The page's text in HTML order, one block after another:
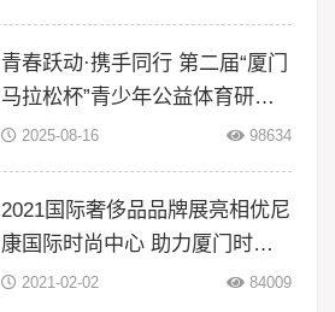
青春跃动·携手同行 第二届“厦门
马拉松杯”青少年公益体育研学
活动在翔安大嶝岛扬帆！
2025-08-16 98634
2021国际奢侈品品牌展亮相优尼
康国际时尚中心 助力厦门时尚
升级2021-02-02 84009